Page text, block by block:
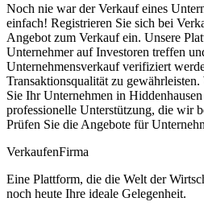
Noch nie war der Verkauf eines
einfach! Registrieren Sie sich bei
Angebot zum Verkauf ein. Unsere
Unternehmer auf Investoren treffen
Unternehmensverkauf verifiziert
Transaktionsqualität zu
Sie Ihr Unternehmen in
professionelle Unterstützung, die wir
Prüfen Sie die Angebote für
VerkaufenFirma
Eine Plattform, die die Welt der
noch heute Ihre ideale Gelegenheit.